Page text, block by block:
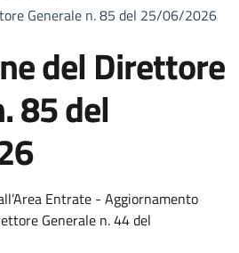
Generale n. 85 del 25/06/2026
del Direttore
85 del
Entrate - Aggiornamento
Generale n. 44 del